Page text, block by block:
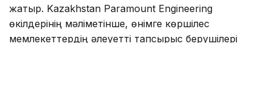
жатыр. Kazakhstan Paramount Engineering
өкілдерінің мәліметінше, өнімге көршілес
мемлекеттердің әлеуетті тапсырыс берушілері